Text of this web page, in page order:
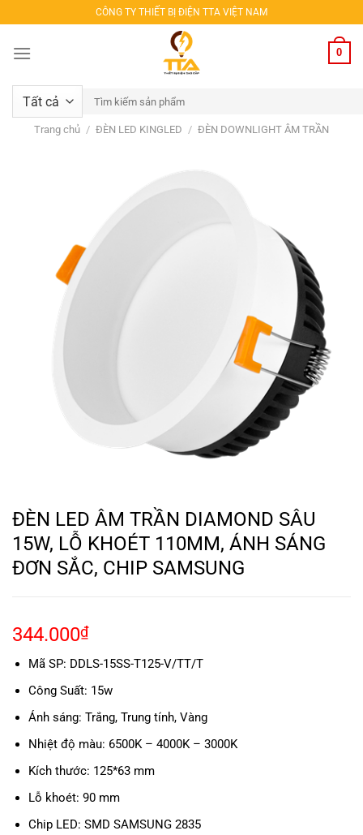
qua
nội
CÔNG TY THIẾT BỊ ĐIỆN TTA VIỆT NAM
0
Tìm
kiếm:
Trang chủ / ĐÈN LED KINGLED / ĐÈN DOWNLIGHT ÂM TRẦN
ĐÈN LED ÂM TRẦN DIAMOND SÂU
15W, LỖ KHOÉT 110MM, ÁNH SÁNG
ĐƠN SẮC, CHIP SAMSUNG
344.000₫
Mã SP: DDLS-15SS-T125-V/TT/T
Công Suất: 15w
Ánh sáng: Trắng, Trung tính, Vàng
Nhiệt độ màu: 6500K – 4000K – 3000K
Kích thước: 125*63 mm
Lỗ khoét: 90 mm
Chip LED: SMD SAMSUNG 2835